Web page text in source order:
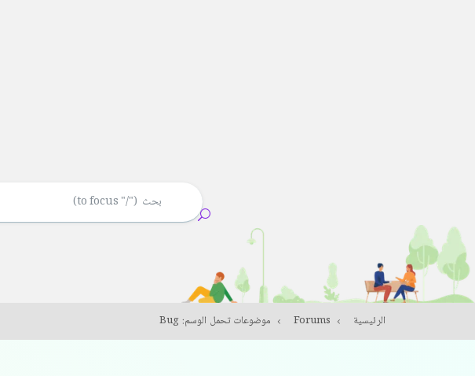
الرئيسية Forums موضوعات تحمل الوسم: Bug